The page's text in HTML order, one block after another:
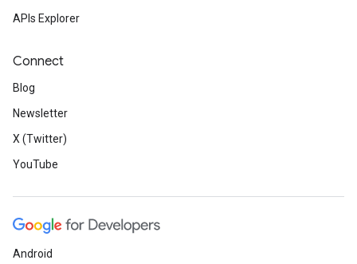
APIs Explorer
Connect
Blog
Newsletter
X (Twitter)
YouTube
Android